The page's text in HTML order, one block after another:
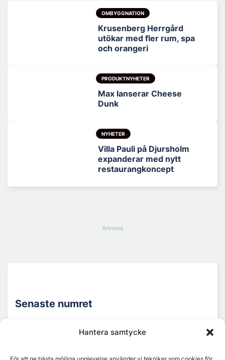
Hantera samtycke
OMBYGGNATION
Krusenberg Herrgård
utökar med fler rum, spa
och orangeri
PRODUKTNYHETER
Max lanserar Cheese
Dunk
NYHETER
Villa Pauli på Djursholm
expanderar med nytt
restaurangkoncept
Senaste numret